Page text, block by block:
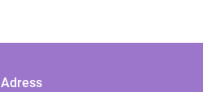
Adress